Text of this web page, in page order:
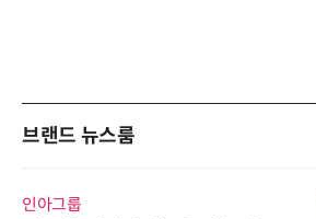
브랜드 뉴스룸
인아그룹